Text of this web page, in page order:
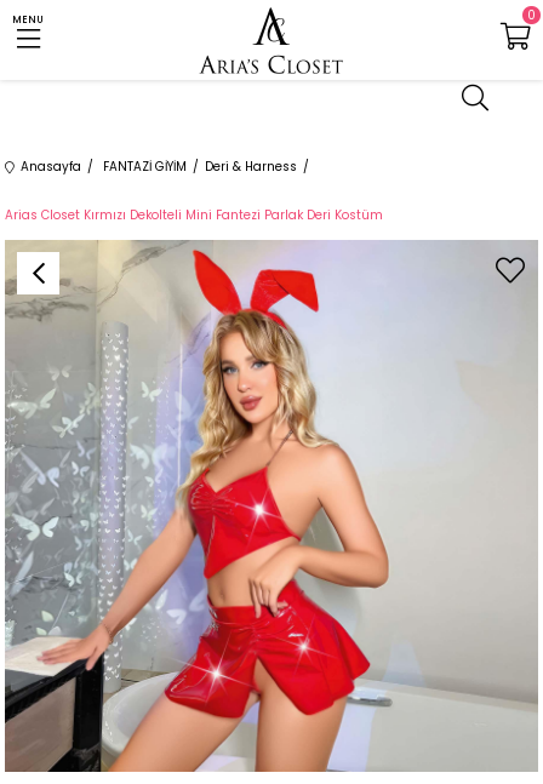
MENU 0
Anasayfa FANTAZİ GİYİM Deri & Harness
Arias Closet Kırmızı Dekolteli Mini Fantezi Parlak Deri Kostüm